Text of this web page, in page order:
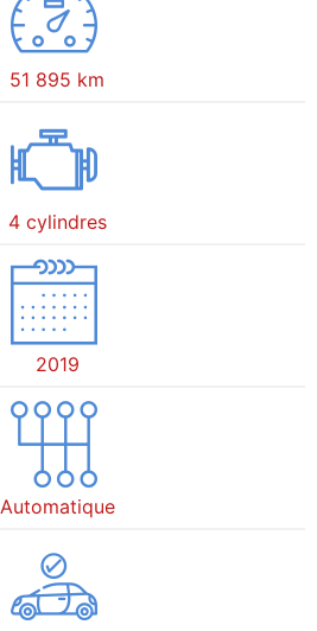
51 895 km
4 cylindres
2019
Automatique